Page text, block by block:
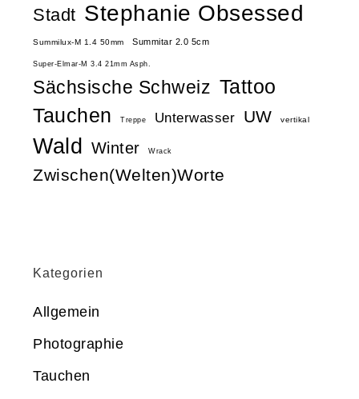
Stadt Stephanie Obsessed
Summilux-M 1.4 50mm Summitar 2.0 5cm
Super-Elmar-M 3.4 21mm Asph.
Sächsische Schweiz Tattoo
Tauchen
Treppe Unterwasser UW vertikal
Wald Winter Wrack
Zwischen(Welten)Worte
Kategorien
Allgemein
Photographie
Tauchen